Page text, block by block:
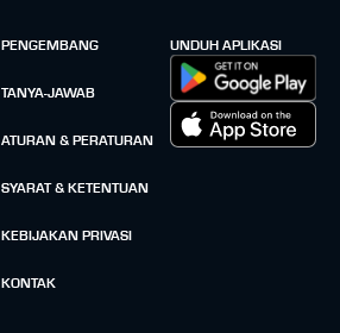
PENGEMBANG
TANYA-JAWAB
ATURAN & PERATURAN
SYARAT & KETENTUAN
KEBIJAKAN PRIVASI
KONTAK
UNDUH APLIKASI